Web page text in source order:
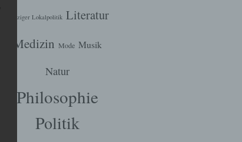
Leipziger Lokalpolitik Literatur
Medizin Mode Musik
Natur
Philosophie
Politik